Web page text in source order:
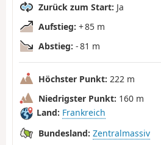
Zurück zum Start: Ja
Aufstieg: + 85 m
Abstieg: - 81 m
Höchster Punkt: 222 m
Niedrigster Punkt: 160 m
Land: Frankreich
Bundesland: Zentralmassiv